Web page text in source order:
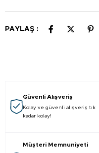
PAYLAŞ :
Güvenli Alışveriş
Kolay ve güvenli alışveriş tık
kadar kolay!
Müşteri Memnuniyeti